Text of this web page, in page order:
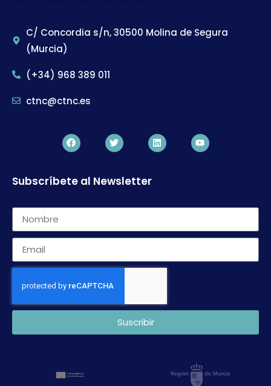
C/ Concordia s/n, 30500 Molina de Segura
(Murcia)
(+34) 968 389 011
ctnc@ctnc.es
Subscríbete al Newsletter
Suscribir